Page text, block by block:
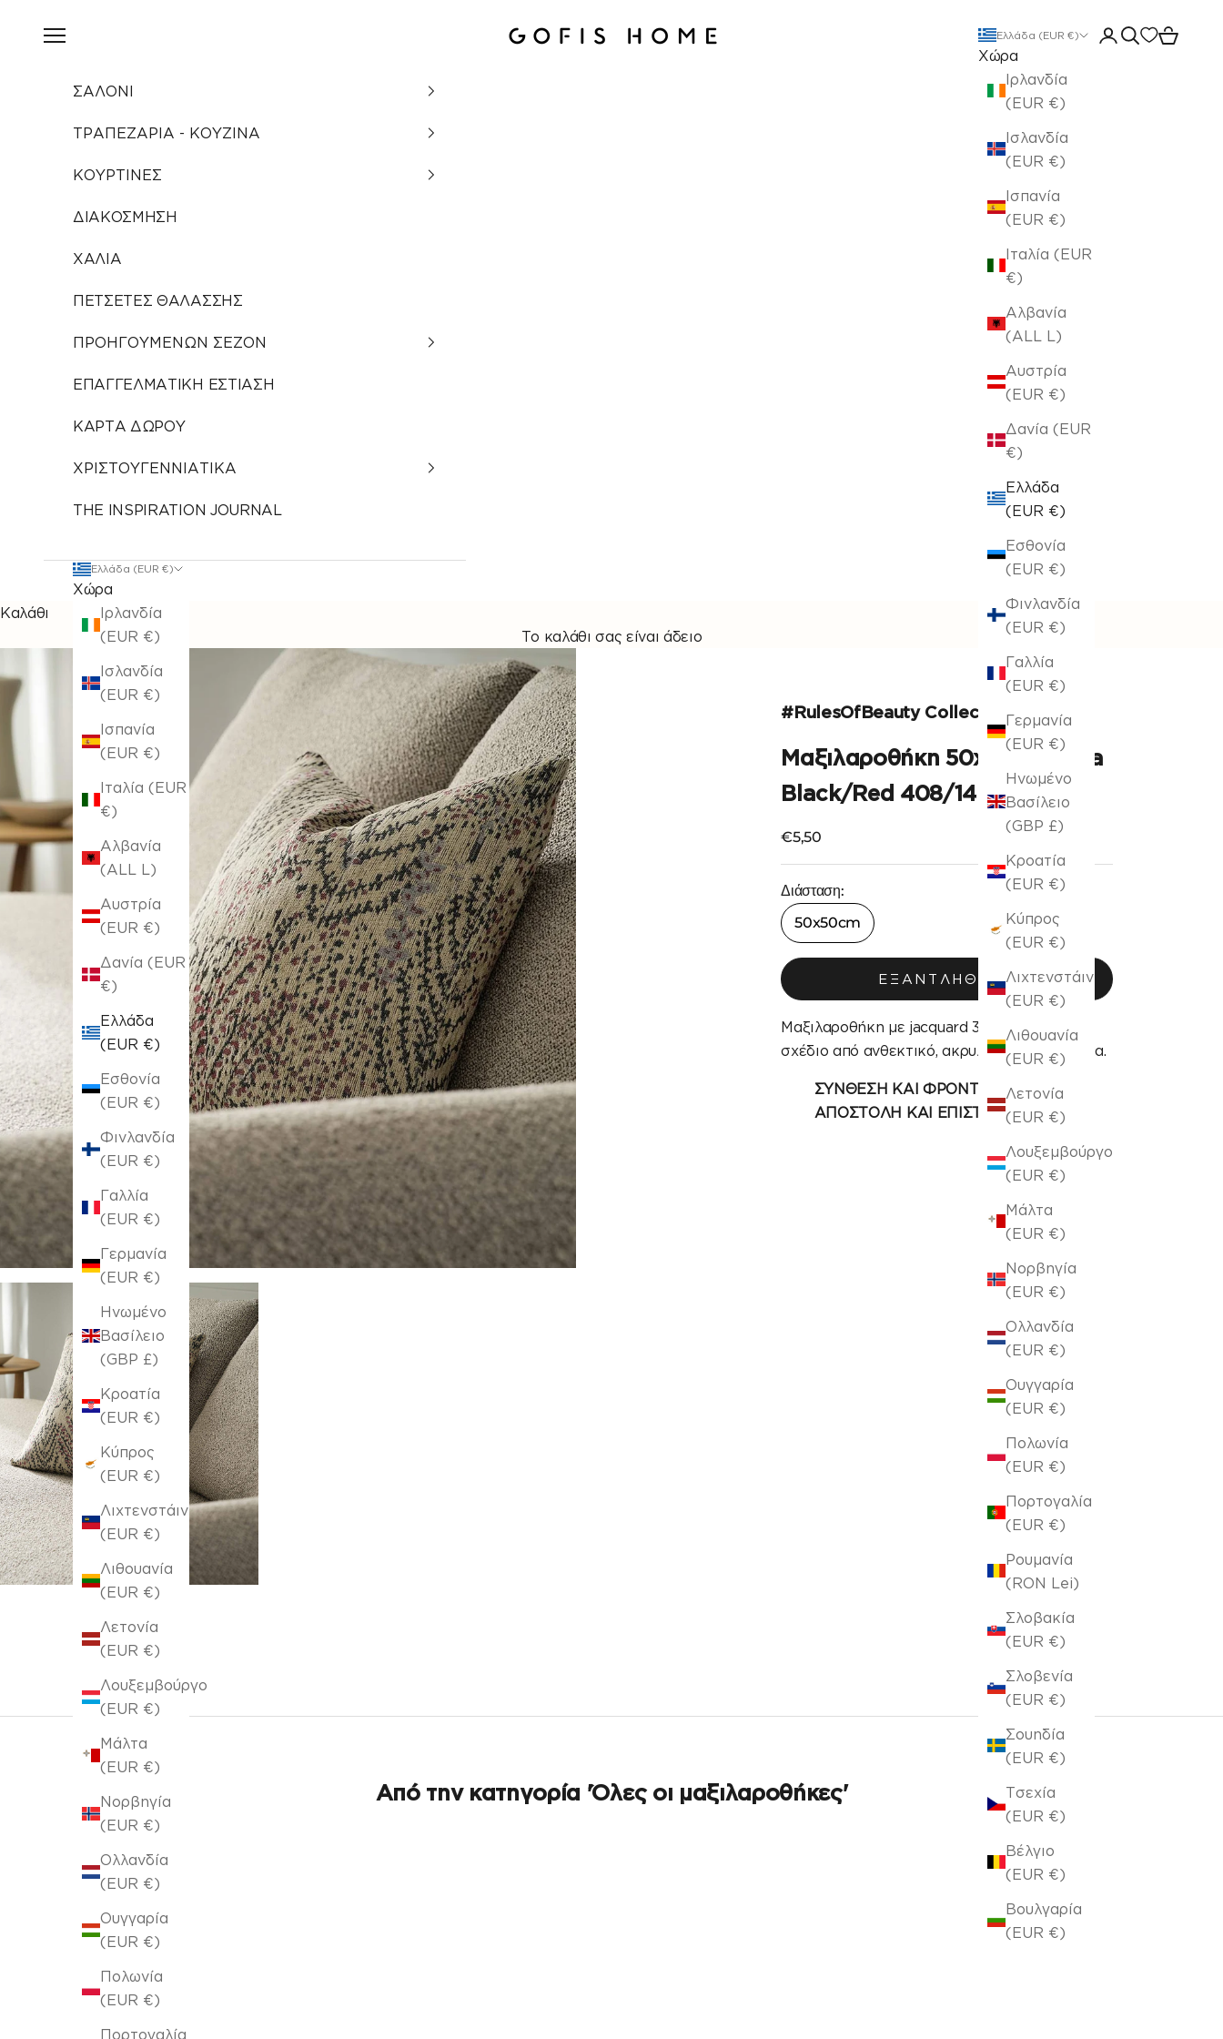
Gofis Home
Άνοιγμα μενού πλοήγησης Ελλάδα (EUR €)
Χώρα
Ιρλανδία
(EUR €)
Ισλανδία
(EUR €)
Ισπανία
(EUR €)
Ιταλία (EUR
€)
Αλβανία
(ALL L)
Αυστρία
(EUR €)
Δανία (EUR
€)
Ελλάδα
(EUR €)
Εσθονία
(EUR €)
Φινλανδία
(EUR €)
Γαλλία
(EUR €)
Γερμανία
(EUR €)
Ηνωμένο
Βασίλειο
(GBP £)
Κροατία
(EUR €)
Κύπρος
(EUR €)
Λιχτενστάιν
(EUR €)
Λιθουανία
(EUR €)
Λετονία
(EUR €)
Λουξεμβούργο
(EUR €)
Μάλτα
(EUR €)
Νορβηγία
(EUR €)
Ολλανδία
(EUR €)
Ουγγαρία
(EUR €)
Πολωνία
(EUR €)
Πορτογαλία
(EUR €)
Ρουμανία
(RON Lei)
Σλοβακία
(EUR €)
Σλοβενία
(EUR €)
Σουηδία
(EUR €)
Τσεχία
(EUR €)
Βέλγιο
(EUR €)
Βουλγαρία
(EUR €)
Άνοιγμα σελίδας
ΆνοιγμαΆνοιγμα
ΣΑΛΟΝΙ
ΤΡΑΠΕΖΑΡΙΑ - ΚΟΥΖΙΝΑ
ΚΟΥΡΤΙΝΕΣ
ΔΙΑΚΟΣΜΗΣΗ
ΧΑΛΙΑ
ΠΕΤΣΕΤΕΣ ΘΑΛΑΣΣΗΣ
ΠΡΟΗΓΟΥΜΕΝΩΝ ΣΕΖΟΝ
ΕΠΑΓΓΕΛΜΑΤΙΚΗ ΕΣΤΙΑΣΗ
ΚΑΡΤΑ ΔΩΡΟΥ
ΧΡΙΣΤΟΥΓΕΝΝΙΑΤΙΚΑ
THE INSPIRATION JOURNAL
Ελλάδα (EUR €)
Χώρα
Ιρλανδία
(EUR €)
Ισλανδία
(EUR €)
Ισπανία
(EUR €)
Ιταλία (EUR
€)
Αλβανία
(ALL L)
Αυστρία
(EUR €)
Δανία (EUR
€)
Ελλάδα
(EUR €)
Εσθονία
(EUR €)
Φινλανδία
(EUR €)
Γαλλία
(EUR €)
Γερμανία
(EUR €)
Ηνωμένο
Βασίλειο
(GBP £)
Κροατία
(EUR €)
Κύπρος
(EUR €)
Λιχτενστάιν
(EUR €)
Λιθουανία
(EUR €)
Λετονία
(EUR €)
Λουξεμβούργο
(EUR €)
Μάλτα
(EUR €)
Νορβηγία
(EUR €)
Ολλανδία
(EUR €)
Ουγγαρία
(EUR €)
Πολωνία
(EUR €)
Πορτογαλία
Καλάθι
Το καλάθι σας είναι άδειο
#RulesOfBeauty Collection
Μαξιλαροθήκη 50x50cm Livia
Black/Red 408/14
Τιμή πώλησης
€5,50
Διάσταση:
50x50cm
ΕΞΑΝΤΛΉΘΗΚΕ
Μαξιλαροθήκη με jacquard 3χρωμο floral
σχέδιο από ανθεκτικό, ακρυλικό chenille νήμα.
ΣΥΝΘΕΣΗ ΚΑΙ ΦΡΟΝΤΙΔΑ
ΑΠΟΣΤΟΛΗ ΚΑΙ ΕΠΙΣΤΡΟΦΗ
Από την κατηγορία 'Όλες οι μαξιλαροθήκες'
ΕΞΑΝΤΛΉΘΗΚΕ